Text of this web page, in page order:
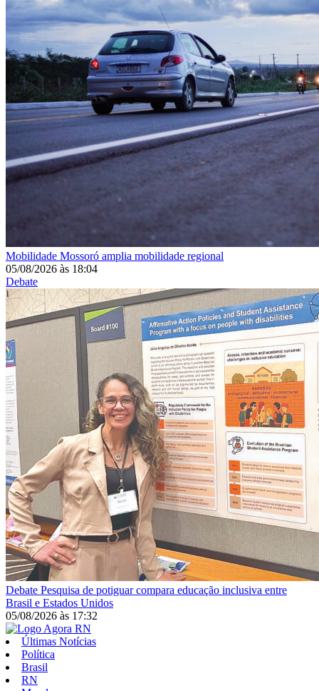
Mobilidade Mossoró amplia mobilidade regional
05/08/2026 às 18:04
Debate
Debate Pesquisa de potiguar compara educação inclusiva entre
Brasil e Estados Unidos
05/08/2026 às 17:32
Últimas Notícias
Política
Brasil
RN